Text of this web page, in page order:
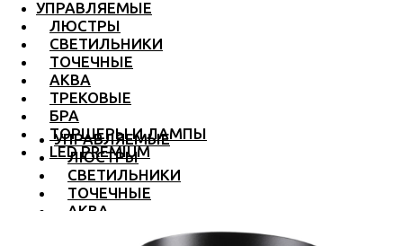
УПРАВЛЯЕМЫЕ
ЛЮСТРЫ
СВЕТИЛЬНИКИ
ТОЧЕЧНЫЕ
АКВА
ТРЕКОВЫЕ
БРА
ТОРШЕРЫ И ЛАМПЫ
LED PREMIUM
УПРАВЛЯЕМЫЕ
ЛЮСТРЫ
СВЕТИЛЬНИКИ
ТОЧЕЧНЫЕ
АКВА